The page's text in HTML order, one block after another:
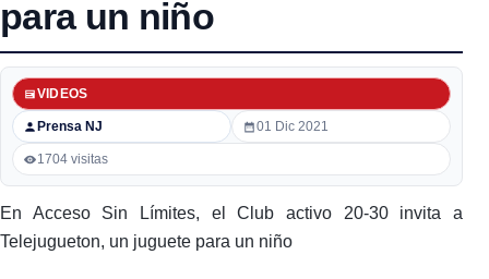
para un niño
Prensa NJ
VIDEOS
01 Dic 2021
1704 visitas
En Acceso Sin Límites, el Club activo 20-30 invita a
Telejugueton, un juguete para un niño